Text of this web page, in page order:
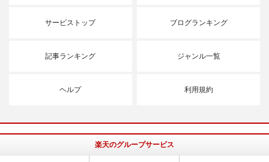
サービストップ ブログランキング
記事ランキング ジャンル一覧
ヘルプ 利用規約
楽天のグループサービス